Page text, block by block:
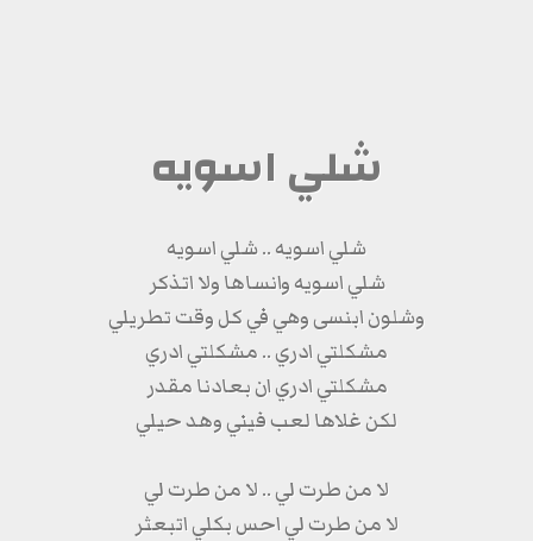
شلي اسويه
شلي اسويه .. شلي اسويه
شلي اسويه وانساها ولا اتذكر
وشلون ابنسى وهي في كل وقت تطريلي
مشكلتي ادري .. مشكلتي ادري
مشكلتي ادري ان بعادنا مقدر
لكن غلاها لعب فيني وهد حيلي
لا من طرت لي .. لا من طرت لي
لا من طرت لي احس بكلي اتبعثر